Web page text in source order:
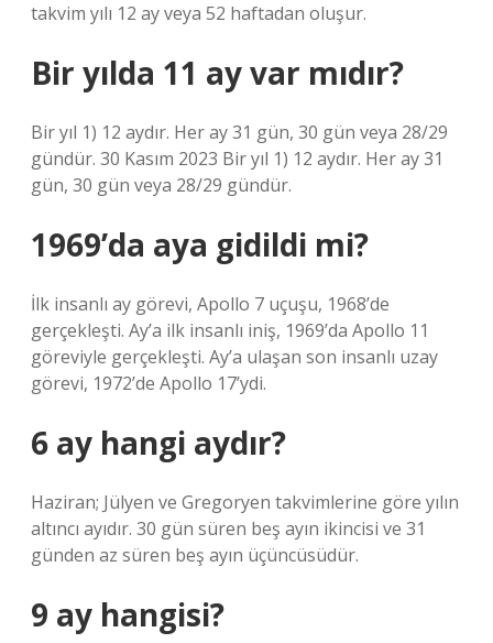
takvim yılı 12 ay veya 52 haftadan oluşur.
Bir yılda 11 ay var mıdır?
Bir yıl 1) 12 aydır. Her ay 31 gün, 30 gün veya 28/29
gündür. 30 Kasım 2023 Bir yıl 1) 12 aydır. Her ay 31
gün, 30 gün veya 28/29 gündür.
1969’da aya gidildi mi?
İlk insanlı ay görevi, Apollo 7 uçuşu, 1968’de
gerçekleşti. Ay’a ilk insanlı iniş, 1969’da Apollo 11
göreviyle gerçekleşti. Ay’a ulaşan son insanlı uzay
görevi, 1972’de Apollo 17’ydi.
6 ay hangi aydır?
Haziran; Jülyen ve Gregoryen takvimlerine göre yılın
altıncı ayıdır. 30 gün süren beş ayın ikincisi ve 31
günden az süren beş ayın üçüncüsüdür.
9 ay hangisi?